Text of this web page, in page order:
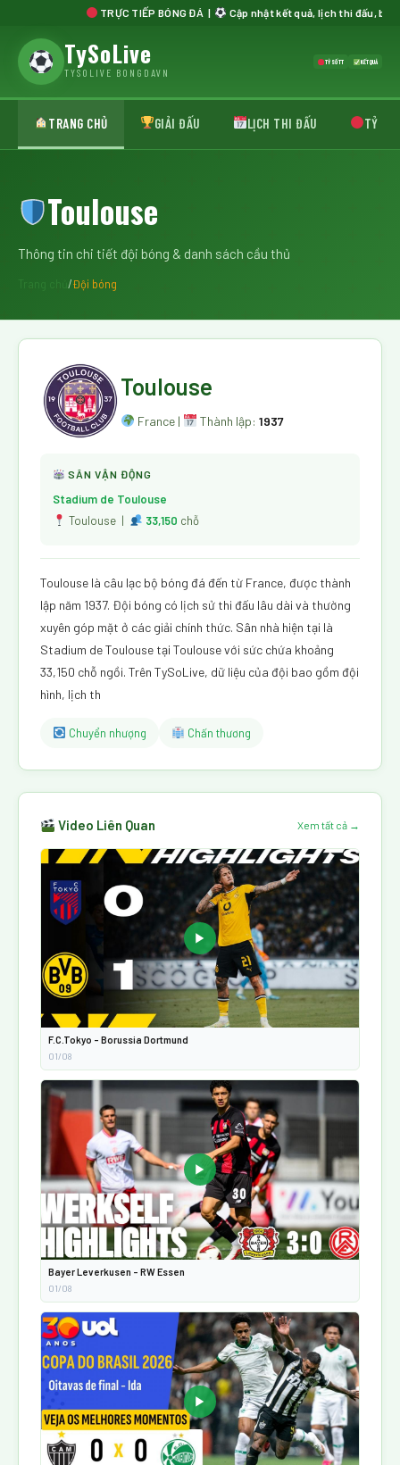
TRỰC TIẾP BÓNG ĐÁ | Cập nhật kết quả, lịch thi đấu, bảng xếp
TySoLive
TYSOLIVE BONGDAVN
TỶ SỐ TT KẾT QUẢ
TRANG CHỦ GIẢI ĐẤU LỊCH THI ĐẤU TỶ SỐ
Toulouse
Thông tin chi tiết đội bóng & danh sách cầu thủ
/Đội bóng
Toulouse
France | Thành lập: 1937
SÂN VẬN ĐỘNG
Stadium de Toulouse
Toulouse |
33,150 chỗ
Toulouse là câu lạc bộ bóng đá đến từ France, được thành
lập năm 1937. Đội bóng có lịch sử thi đấu lâu dài và thường
xuyên góp mặt ở các giải chính thức. Sân nhà hiện tại là
Stadium de Toulouse tại Toulouse với sức chứa khoảng
33,150 chỗ ngồi. Trên TySoLive, dữ liệu của đội bao gồm đội
hình, lịch th
Chuyển nhượng Chấn thương
Video Liên Quan Xem tất cả →
▶
F.C.Tokyo - Borussia Dortmund
01/08
▶
Bayer Leverkusen - RW Essen
01/08
▶